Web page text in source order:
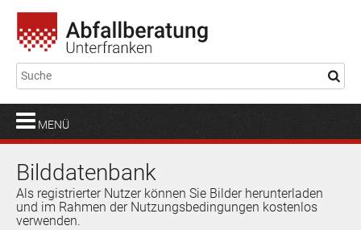
MENÜ
Bilddatenbank
Als registrierter Nutzer können Sie Bilder herunterladen
und im Rahmen der Nutzungsbedingungen kostenlos
verwenden.